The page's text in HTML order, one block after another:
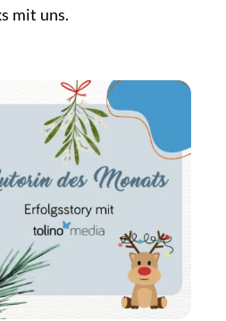
mit uns.